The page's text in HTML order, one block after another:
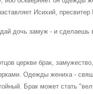
Исихий,
дочь замуж - и сделаешь
церкви брак,
Одежды жениха -
Брак может стать